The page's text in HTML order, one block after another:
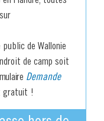
de Wallonie
de camp soit
Demande
gratuit !